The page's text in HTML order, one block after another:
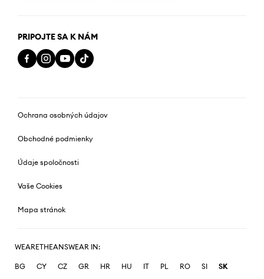
PRIPOJTE SA K NÁM
Ochrana osobných údajov
Obchodné podmienky
Údaje spoločnosti
Vaše Cookies
Mapa stránok
WEARETHEANSWEAR IN:
BG CY CZ GR HR HU IT PL RO SI
SK